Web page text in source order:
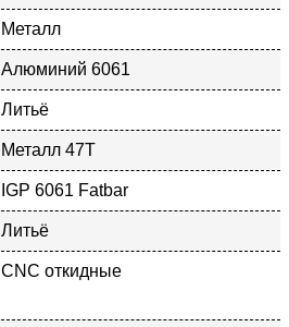
Металл
Алюминий 6061
Литьё
Металл 47Т
IGP 6061 Fatbar
Литьё
CNC откидные